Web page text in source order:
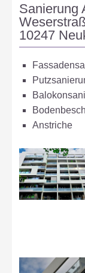
Sanierung
10247
Anstriche